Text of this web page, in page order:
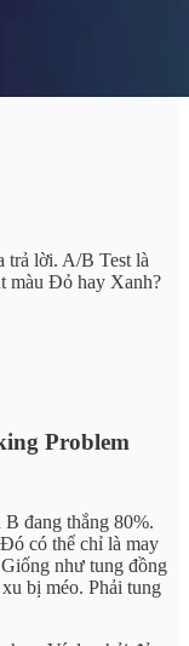
trả lời. A/B Test là
màu Đỏ hay Xanh?
Problem
đang thắng 80%.
có thể chỉ là may
như tung đồng
bị méo. Phải tung